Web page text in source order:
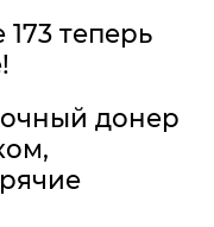
теперь
донер